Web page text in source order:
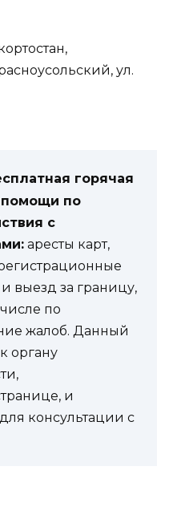
ул.
горячая
по
с
аресты карт,
выезд за границу,
по
жалоб. Данный
органу
и
консультации с